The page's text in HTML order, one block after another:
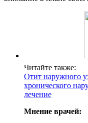
Читайте также:
Отит наружного
хронического
лечение
Мнение врачей: